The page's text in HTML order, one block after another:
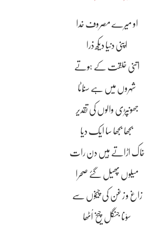
او میرے مصروف خدا
اپنی دنیا دیکھ ذرا
اتنی خلقت کے ہوتے
شہروں میں ہے سنّاٹا
جھونپڑی والوں کی تقدیر
بجھا بجھا سا ایک دیا
خاک اڑاتے ہیں دن رات
میلوں پھیل گۓ صحرا
زاغ و زغن کی چیخوں سے
سوٗنا جنگل چیخ اُٹھا